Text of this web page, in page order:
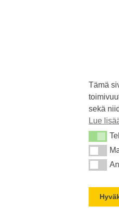
Hyväksy